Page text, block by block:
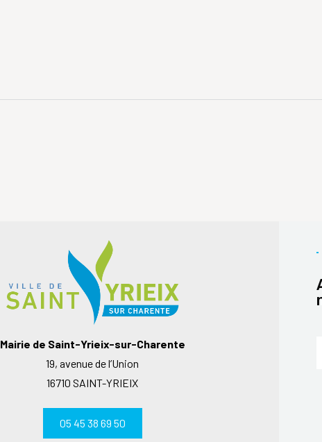
Mairie de Saint-Yrieix-sur-Charente
19, avenue de l’Union
16710 SAINT-YRIEIX
05 45 38 69 50